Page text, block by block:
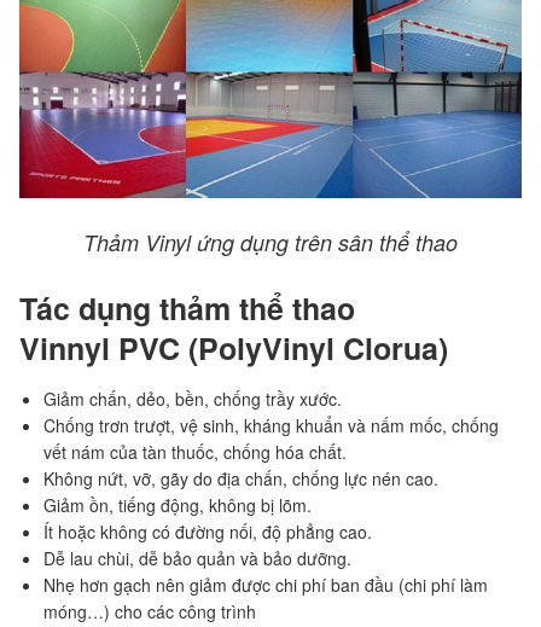
Thảm Vinyl ứng dụng trên sân thể thao
Tác dụng thảm thể thao
Vinnyl PVC (PolyVinyl Clorua)
Giảm chấn, dẻo, bền, chống trầy xước.
Chống trơn trượt, vệ sinh, kháng khuẩn và nấm mốc, chống
vết nám của tàn thuốc, chống hóa chất.
Không nứt, vỡ, gãy do địa chấn, chống lực nén cao.
Giảm ồn, tiếng động, không bị lõm.
Ít hoặc không có đường nối, độ phẳng cao.
Dễ lau chùi, dễ bảo quản và bảo dưỡng.
Nhẹ hơn gạch nên giảm được chi phí ban đầu (chi phí làm
móng…) cho các công trình